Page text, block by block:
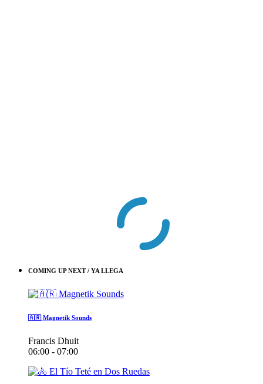
COMING UP NEXT / YA LLEGA
🇦🇷 Magnetik Sounds
Francis Dhuit
06:00 - 07:00